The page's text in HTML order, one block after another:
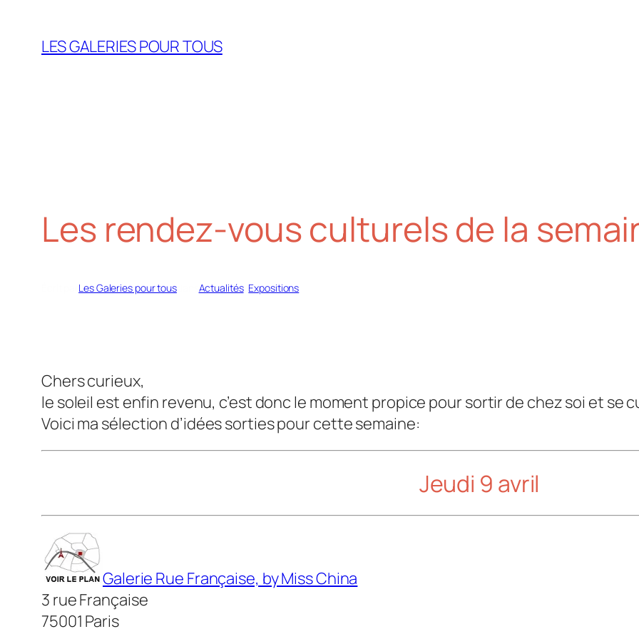
contenu
LES GALERIES POUR TOUS
Les rendez-vous culturels de la
Les Galeries pour tousdans Actualités, Expositions
Chers curieux,
le soleil est enfin revenu, c’est donc le moment propice pour sortir de chez soi et se
Voici ma sélection d’idées sorties pour cette semaine:
Jeudi 9 avril
Galerie Rue Française, by Miss China
3 rue Française
75001 Paris